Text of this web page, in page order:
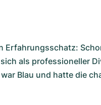
Erfahrungsschatz:
als professioneller
Blau und hatte die